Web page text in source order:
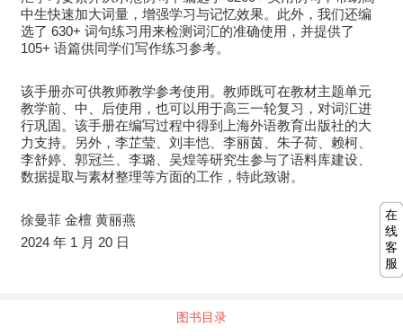
中生快速加大词量，增强学习与记忆效果。此外，我们还编
选了 630+ 词句练习用来检测词汇的准确使用，并提供了
105+ 语篇供同学们写作练习参考。
该手册亦可供教师教学参考使用。教师既可在教材主题单元
教学前、中、后使用，也可以用于高三一轮复习，对词汇进
行巩固。该手册在编写过程中得到上海外语教育出版社的大
力支持。另外，李芷莹、刘丰恺、李丽茵、朱子荷、赖柯、
李舒婷、郭冠兰、李璐、吴煌等研究生参与了语料库建设、
数据提取与素材整理等方面的工作，特此致谢。
徐曼菲 金檀 黄丽燕
2024 年 1 月 20 日
图书目录
在
线
客
服